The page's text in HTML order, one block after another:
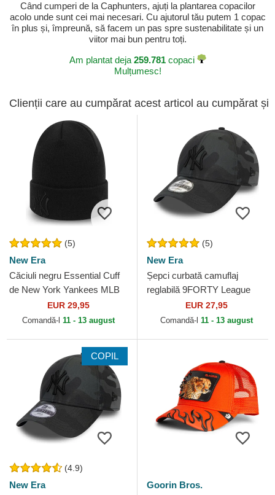
Când cumperi de la Caphunters, ajuți la plantarea copacilor
acolo unde sunt cei mai necesari. Cu ajutorul tău putem 1 copac
în plus și, împreună, să facem un pas spre sustenabilitate și un
viitor mai bun pentru toți.
Am plantat deja 259.781copaci
Mulțumesc!
Clienții care au cumpărat acest articol au cumpărat și
(5)
New Era
Căciuli negru Essential Cuff
de New York Yankees MLB
de New EraEUR 29,95
Comandă-l 11 - 13 august
(5)
New Era
Șepci curbată camuflaj
reglabilă 9FORTY League
Essential de New York
Yankees MLB de New Era
EUR 27,95
Comandă-l 11 - 13 august
COPIL
(4.9)
New Era
Goorin Bros.